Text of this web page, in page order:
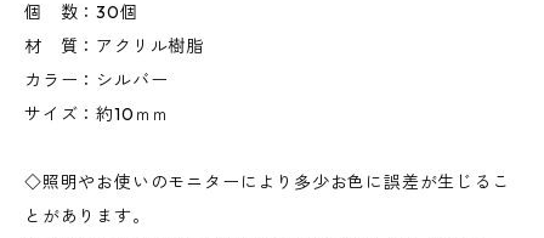
個 数：30個
材 質：アクリル樹脂
カラー：シルバー
サイズ：約10ｍｍ
◇照明やお使いのモニターにより多少お色に誤差が生じるこ
とがあります。